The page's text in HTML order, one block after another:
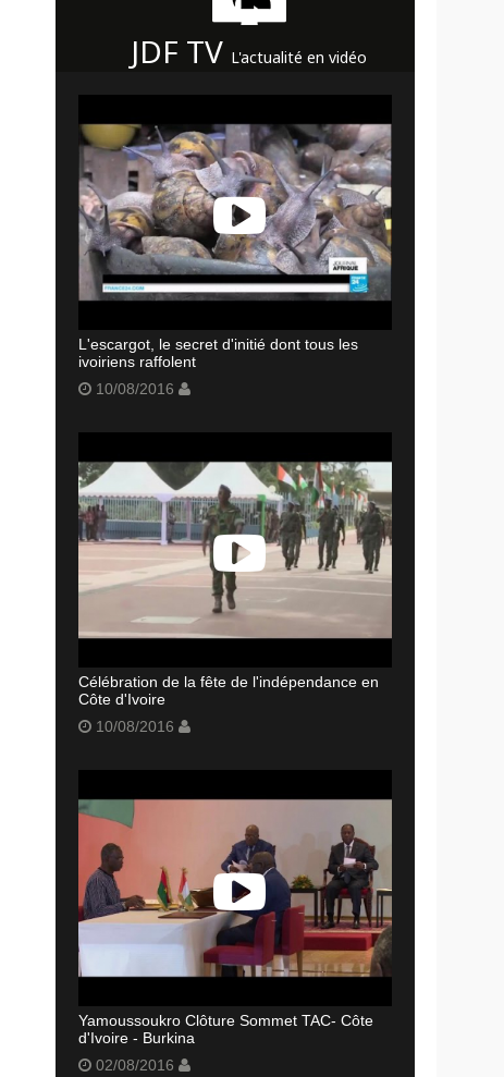
JDF TV L'actualité en vidéo
L'escargot, le secret d'initié dont tous les
ivoiriens raffolent
10/08/2016
Célébration de la fête de l'indépendance en
Côte d'Ivoire
10/08/2016
Yamoussoukro Clôture Sommet TAC- Côte
d'Ivoire - Burkina
02/08/2016